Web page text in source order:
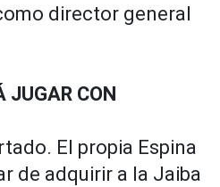
director general
JUGAR CON
El propia Espina
de adquirir a la Jaiba